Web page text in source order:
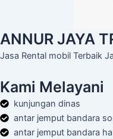
ANNUR JAYA
Jasa Rental mobil Terbaik
Kami Melayani
kunjungan dinas
antar jemput bandara
antar jemput bandara